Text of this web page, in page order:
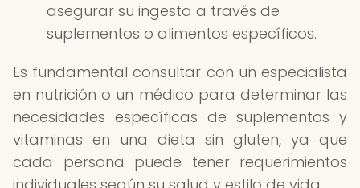
asegurar su ingesta a través de
suplementos o alimentos específicos.
Es fundamental consultar con un especialista
en nutrición o un médico para determinar las
necesidades específicas de suplementos y
vitaminas en una dieta sin gluten, ya que
cada persona puede tener requerimientos